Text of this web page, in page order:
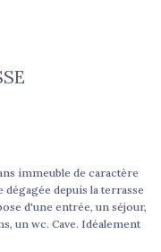
immeuble de caractère
depuis la terrasse
d'une entrée, un séjour,
un wc. Cave. Idéalement